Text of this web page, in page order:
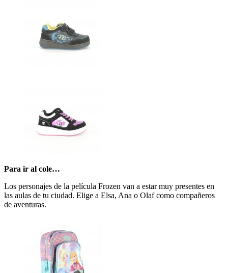
Para ir al cole…
Los personajes de la película Frozen van a estar muy presentes en
las aulas de tu ciudad. Elige a Elsa, Ana o Olaf como compañeros
de aventuras.